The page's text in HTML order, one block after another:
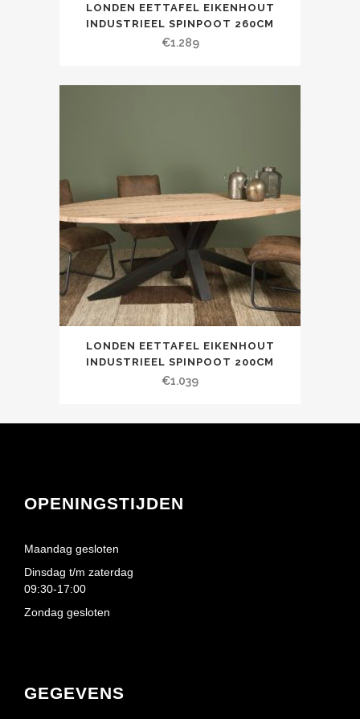
LONDEN EETTAFEL EIKENHOUT
INDUSTRIEEL SPINPOOT 260CM
€1.289
LONDEN EETTAFEL EIKENHOUT
INDUSTRIEEL SPINPOOT 200CM
€1.039
GEGEVENS
OPENINGSTIJDEN
Maandag gesloten
Dinsdag t/m zaterdag
09:30-17:00
Zondag gesloten